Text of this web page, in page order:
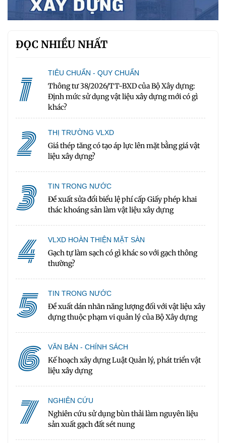
ĐỌC NHIỀU NHẤT
1 TIÊU CHUẨN - QUY CHUẨN
Thông tư 38/2026/TT-BXD của Bộ Xây dựng:
Định mức sử dụng vật liệu xây dựng mới có gì
khác?
2 THỊ TRƯỜNG VLXD
Giá thép tăng có tạo áp lực lên mặt bằng giá vật
liệu xây dựng?
3 TIN TRONG NƯỚC
Đề xuất sửa đổi biểu lệ phí cấp Giấy phép khai
thác khoáng sản làm vật liệu xây dựng
4 VLXD HOÀN THIỆN MẶT SÀN
Gạch tự làm sạch có gì khác so với gạch thông
thường?
5 TIN TRONG NƯỚC
Đề xuất dán nhãn năng lượng đối với vật liệu xây
dựng thuộc phạm vi quản lý của Bộ Xây dựng
6 VĂN BẢN - CHÍNH SÁCH
Kế hoạch xây dựng Luật Quản lý, phát triển vật
liệu xây dựng
7 NGHIÊN CỨU
Nghiên cứu sử dụng bùn thải làm nguyên liệu
sản xuất gạch đất sét nung